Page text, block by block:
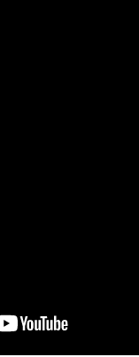
否？道業精進否？眾
所出版的口袋書
開始將會有六集
個教門。
了進步的文化以
文化彼此交流，